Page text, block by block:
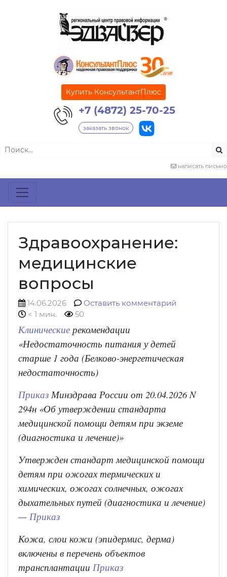
Купить КонсультантПлюс
+7 (4872) 25-70-25
заказать звонок
написать письмо
Здравоохранение:
медицинские
вопросы
14.06.2026
Оставить комментарий
< 1 мин.
50
Клинические рекомендации
«Недостаточность питания у детей
старше 1 года (Белково-энергетическая
недостаточность)
Приказ Минздрава России от 20.04.2026 N
294н «Об утверждении стандарта
медицинской помощи детям при экземе
(диагностика и лечение)»
Утвержден стандарт медицинской помощи
детям при ожогах термических и
химических, ожогах солнечных, ожогах
дыхательных путей (диагностика и лечение)
— Приказ
Кожа, слои кожи (эпидермис, дерма)
включены в перечень объектов
трансплантации Приказ